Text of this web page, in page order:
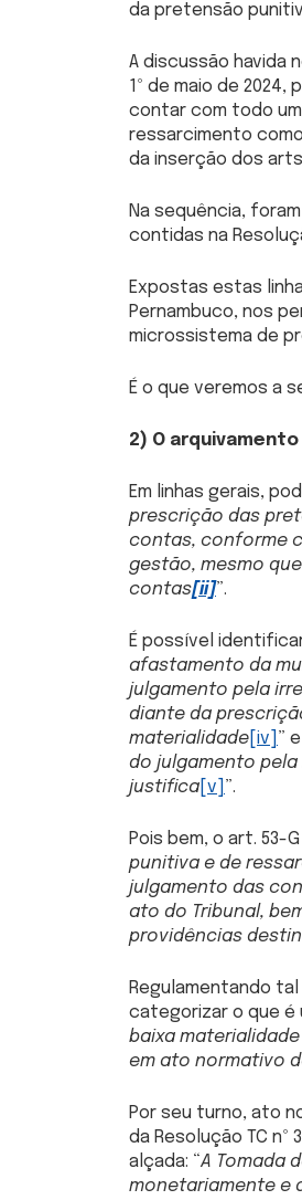
da pretensão
A discussão havida
1º de maio de 2024,
contar com todo
ressarcimento
da inserção dos arts.
Na sequência,
contidas na
Expostas estas
Pernambuco, nos
microssistema de
É o que veremos a
2) O
Em linhas gerais,
prescrição das
contas, conforme
gestão, mesmo
contas[ii]”.
É possível
afastamento da
julgamento pela
diante da
materialidade [iv] ”
do julgamento
justifica [v] ”.
Pois bem, o art. 53-
punitiva e de
julgamento das
ato do Tribunal,
providências
Regulamentando tal
categorizar o que é
baixa
em ato normativo
Por seu turno, ato
da Resolução TC nº
alçada: “A Tomada
monetariamente e